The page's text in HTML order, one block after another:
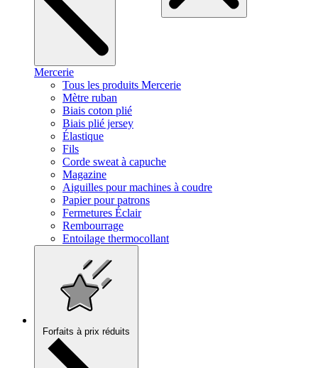
Mercerie
Tous les produits Mercerie
Mètre ruban
Biais coton plié
Biais plié jersey
Élastique
Fils
Corde sweat à capuche
Magazine
Aiguilles pour machines à coudre
Papier pour patrons
Fermetures Éclair
Rembourrage
Entoilage thermocollant
Forfaits à prix réduits